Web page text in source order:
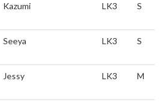
Kazumi LK3 S
Seeya LK3 S
Jessy LK3 M